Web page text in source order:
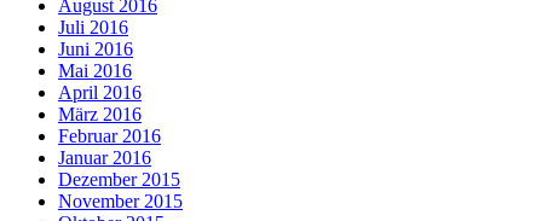
August 2016
Juli 2016
Juni 2016
Mai 2016
April 2016
März 2016
Februar 2016
Januar 2016
Dezember 2015
November 2015